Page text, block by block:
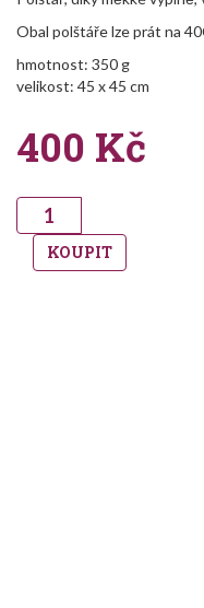
Obal polštáře lze prát na
hmotnost: 350 g
velikost: 45 x 45 cm
400 Kč
KOUPIT